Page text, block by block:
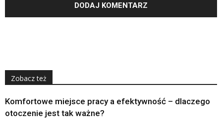
Zobacz też
Komfortowe miejsce pracy a efektywność – dlaczego
otoczenie jest tak ważne?